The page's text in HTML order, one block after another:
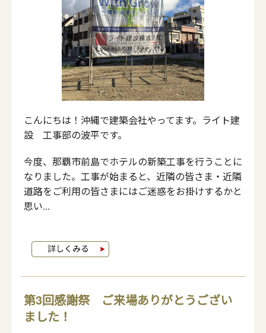
こんにちは！沖縄で建築会社やってます。ライト建
設 工事部の波平です。
今度、那覇市前島でホテルの新築工事を行うことに
なりました。工事が始まると、近隣の皆さま・近隣
道路をご利用の皆さまにはご迷惑をお掛けするかと
思い...
第3回感謝祭 ご来場ありがとうござい
ました！